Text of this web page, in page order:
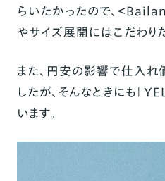
らいたかったので、＜
やサイズ展開にはこだわり
また、円安の影響で仕入れ
したが、そんなときにも「
います。